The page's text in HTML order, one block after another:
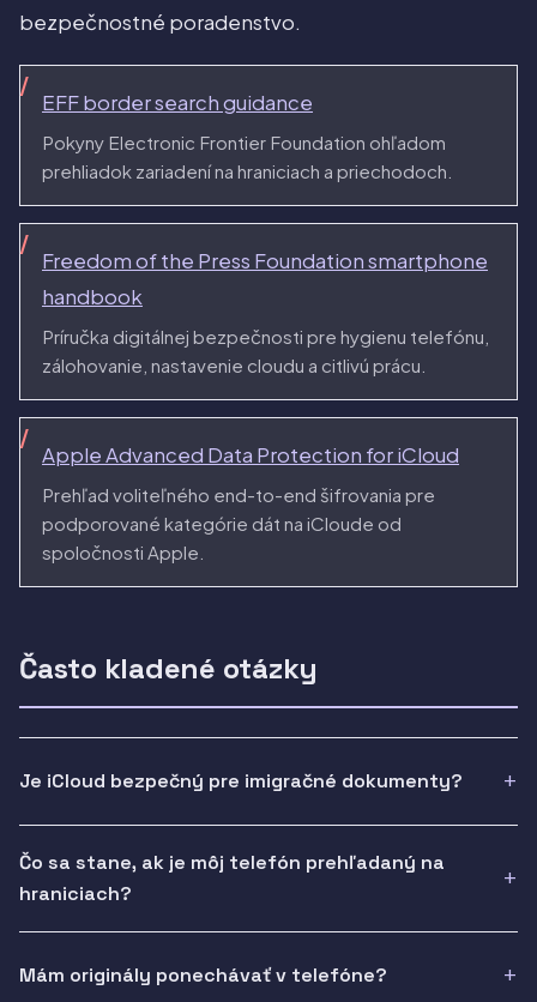
bezpečnostné poradenstvo.
EFF border search guidance
Pokyny Electronic Frontier Foundation ohľadom
prehliadok zariadení na hraniciach a priechodoch.
Freedom of the Press Foundation smartphone
handbook
Príručka digitálnej bezpečnosti pre hygienu telefónu,
zálohovanie, nastavenie cloudu a citlivú prácu.
Apple Advanced Data Protection for iCloud
Prehľad voliteľného end-to-end šifrovania pre
podporované kategórie dát na iCloude od
spoločnosti Apple.
Často kladené otázky
Je iCloud bezpečný pre imigračné dokumenty?
Čo sa stane, ak je môj telefón prehľadaný na
hraniciach?
Mám originály ponechávať v telefóne?